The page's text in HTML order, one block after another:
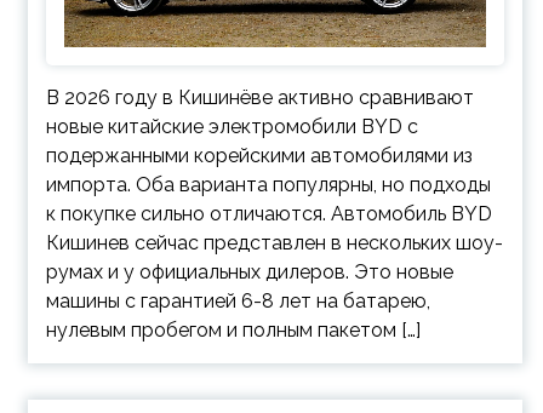
В 2026 году в Кишинёве активно сравнивают
новые китайские электромобили BYD с
подержанными корейскими автомобилями из
импорта. Оба варианта популярны, но подходы
к покупке сильно отличаются. Автомобиль BYD
Кишинев сейчас представлен в нескольких шоу-
румах и у официальных дилеров. Это новые
машины с гарантией 6-8 лет на батарею,
нулевым пробегом и полным пакетом […]